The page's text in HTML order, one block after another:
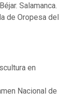
Salamanca.
de Oropesa del
en
Nacional de